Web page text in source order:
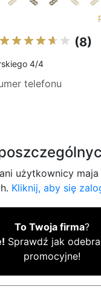
(8)
4/4
telefonu
użytkownicy
Kliknij, aby się
To Twoja firma?
Sprawdź jak
promocyjne!